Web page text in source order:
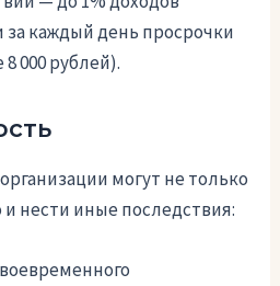
за каждый день просрочки
000 рублей).
могут не только
нести иные последствия: